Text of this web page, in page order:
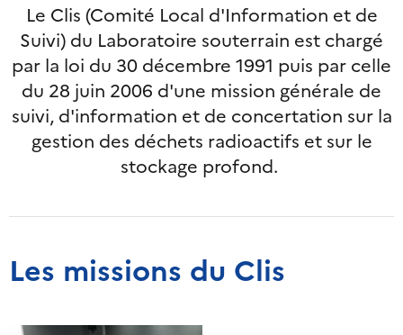
Le Clis (Comité Local d'Information et de
Suivi) du Laboratoire souterrain est chargé
par la loi du 30 décembre 1991 puis par celle
du 28 juin 2006 d'une mission générale de
suivi, d'information et de concertation sur la
gestion des déchets radioactifs et sur le
stockage profond.
Les missions du Clis